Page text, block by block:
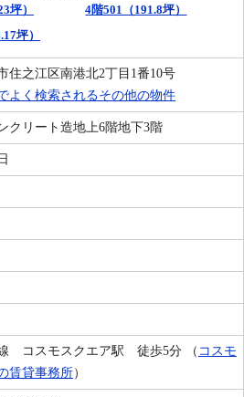
坪）
4階501（191.8坪）
坪）
住之江区南港北2丁目1番10号
よく検索されるその他の物件
クリート造地上6階地下3階
コスモスクエア駅 徒歩5分 （ コスモ
賃貸事務所）